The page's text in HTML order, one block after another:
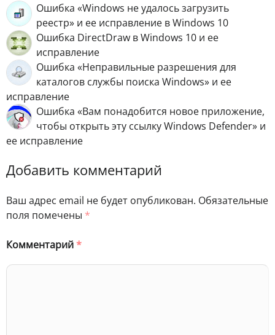
Ошибка «Windows не удалось загрузить
реестр» и ее исправление в Windows 10
Ошибка DirectDraw в Windows 10 и ее
исправление
Ошибка «Неправильные разрешения для
каталогов службы поиска Windows» и ее
исправление
Ошибка «Вам понадобится новое приложение,
чтобы открыть эту ссылку Windows Defender» и
ее исправление
Добавить комментарий
Ваш адрес email не будет опубликован. Обязательные
поля помечены *
Комментарий*